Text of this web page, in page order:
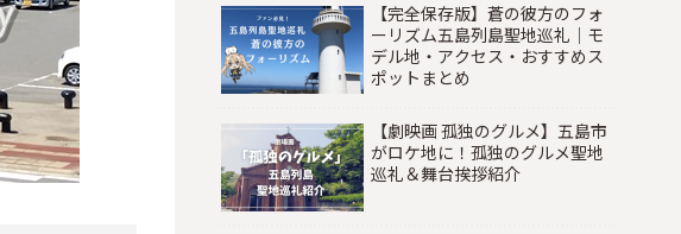
【完全保存版】蒼の彼方のフォ
ーリズム五島列島聖地巡礼｜モ
デル地・アクセス・おすすめス
ポットまとめ
【劇映画 孤独のグルメ】五島市
がロケ地に！孤独のグルメ聖地
巡礼＆舞台挨拶紹介